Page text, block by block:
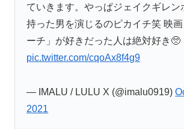
ていきます。やっぱジェイクギレン
持った男を演じるのピカイチ笑 映
ーチ」が好きだった人は絶対好き🥺
pic.twitter.com/cqoAx8f4g9
— IMALU / LULU X (@imalu0919)
2021